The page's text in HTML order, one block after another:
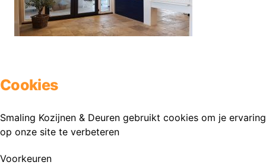
Cookies
Smaling Kozijnen & Deuren gebruikt cookies om je ervaring
op onze site te verbeteren
Voorkeuren